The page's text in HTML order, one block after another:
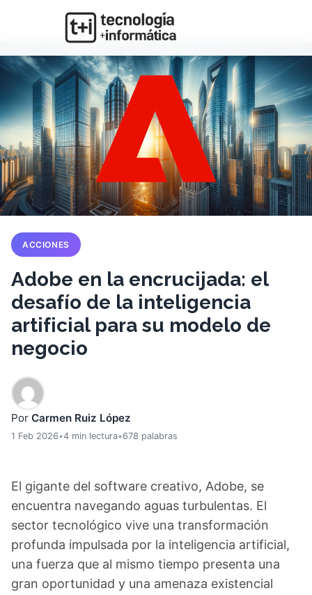
ACCIONES
Adobe en la encrucijada: el
desafío de la inteligencia
artificial para su modelo de
negocio
Por Carmen Ruiz López
1 Feb 2026•4 min lectura•678 palabras
El gigante del software creativo, Adobe, se
encuentra navegando aguas turbulentas. El
sector tecnológico vive una transformación
profunda impulsada por la inteligencia artificial,
una fuerza que al mismo tiempo presenta una
gran oportunidad y una amenaza existencial